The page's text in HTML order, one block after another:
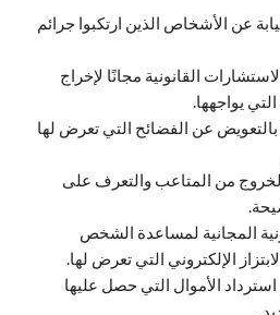
عن الأشخاص الذين ارتكبوا جرائم
القانونية مجانًا لإخراج
يواجهها.
عن الفضائح التي تعرض لها
من المتاعب والتعرف على
المجانية لمساعدة الشخص
الإلكتروني التي تعرض لها.
الأموال التي حصل عليها